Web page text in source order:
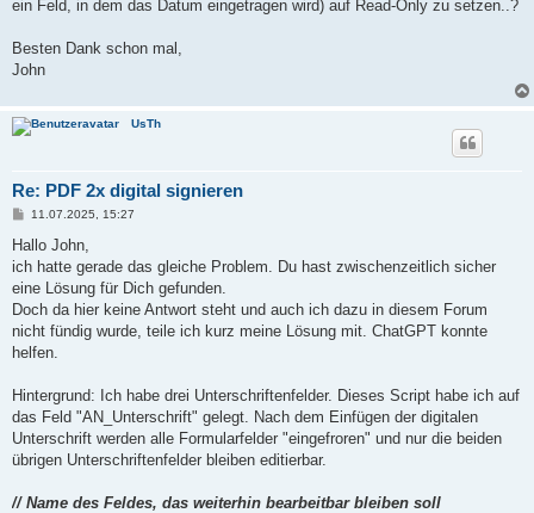
ein Feld, in dem das Datum eingetragen wird) auf Read-Only zu setzen..?
Besten Dank schon mal,
John
UsTh
Re: PDF 2x digital signieren
B
i
r
a
11.07.2025, 15:27
Hallo John,
ich hatte gerade das gleiche Problem. Du hast zwischenzeitlich sicher
eine Lösung für Dich gefunden.
Doch da hier keine Antwort steht und auch ich dazu in diesem Forum
nicht fündig wurde, teile ich kurz meine Lösung mit. ChatGPT konnte
helfen.
Hintergrund: Ich habe drei Unterschriftenfelder. Dieses Script habe ich auf
das Feld "AN_Unterschrift" gelegt. Nach dem Einfügen der digitalen
Unterschrift werden alle Formularfelder "eingefroren" und nur die beiden
übrigen Unterschriftenfelder bleiben editierbar.
// Name des Feldes, das weiterhin bearbeitbar bleiben soll